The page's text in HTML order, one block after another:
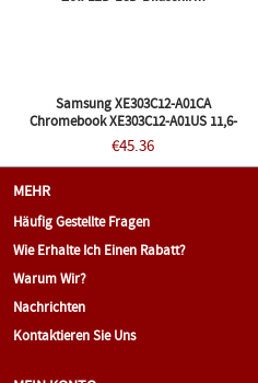
Samsung XE303C12-A01CA
Chromebook XE303C12-A01US 11,6-
Zoll-LED-LCD-Bildschirm
€45.36
MEHR
Häufig Gestellte Fragen
Wie Erhalte Ich Einen Rabatt?
Warum Wir?
Nachrichten
Kontaktieren Sie Uns